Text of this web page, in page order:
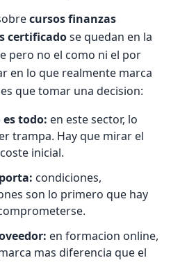
cursos finanzas
certificadose quedan en la
pero no el como ni el por
en lo que realmente marca
que tomar una decision:
todo: en este sector, lo
trampa. Hay que mirar el
inicial.
condiciones,
son lo primero que hay
en formacion online,
mas diferencia que el